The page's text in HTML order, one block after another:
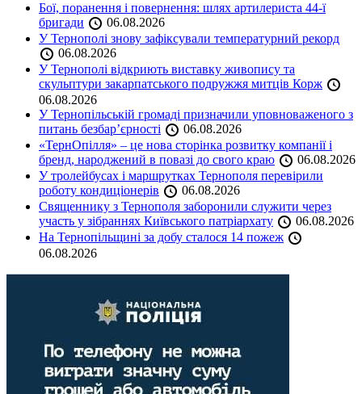
Бої, поранення і повернення: шлях артилериста 44-ї
бригади
06.08.2026
У Тернополі знову зафіксували температурний рекорд
06.08.2026
У Тернополі відкриють виставку живопису та
скульптури закарпатського подружжя митців Корж
06.08.2026
У Тернопільській громаді призначили уповноваженого з
питань безбар’єрності
06.08.2026
«ТернОпілля» – це нова сторінка розвитку компанії і
бренд, народжений в повазі до свого краю
06.08.2026
У тролейбусах і маршрутках Тернополя перевірили
роботу кондиціонерів
06.08.2026
Священнику з Тернополя заборонили служити через
участь у зібраннях Київського патріархату
06.08.2026
На Тернопільщині за добу сталося 14 пожеж
06.08.2026